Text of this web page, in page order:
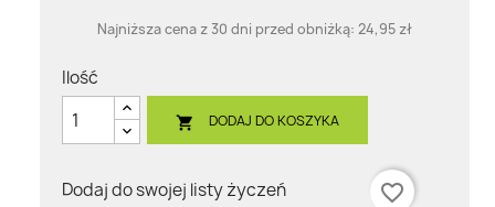
Najniższa cena z 30 dni przed obniżką: 24,95 zł
Ilość
 DODAJ DO KOSZYKA
Dodaj do swojej listy życzeń
favorite_border